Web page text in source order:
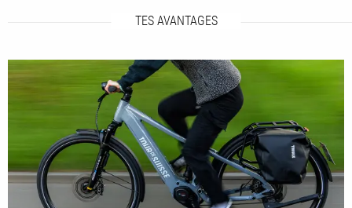
TES AVANTAGES